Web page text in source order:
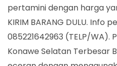
pertamini dengan harga
KIRIM BARANG DULU. Info
085221642963 (TELP/WA).
Konawe Selatan Terbesar